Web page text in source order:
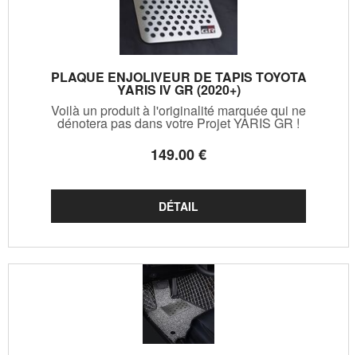
PLAQUE ENJOLIVEUR DE TAPIS TOYOTA
YARIS IV GR (2020+)
Voilà un produit à l'originalité marquée qui ne
dénotera pas dans votre Projet YARIS GR !
149.00€